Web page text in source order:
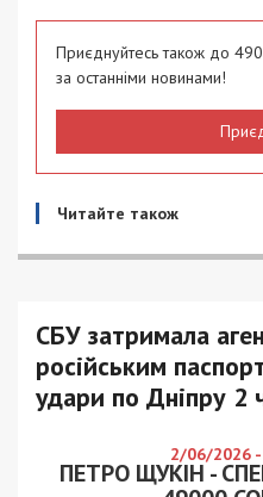
Приєднуйтесь також до
за останніми новинами!
Читайте також
СБУ затримала
російським
удари по Дніпру 2
2/06/2026 -
ПЕТРО ЩУКІН -